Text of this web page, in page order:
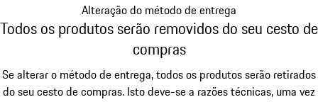
Alteração do método de entrega
Todos os produtos serão removidos do seu cesto de
compras
Se alterar o método de entrega, todos os produtos serão retirados
do seu cesto de compras. Isto deve-se a razões técnicas, uma vez